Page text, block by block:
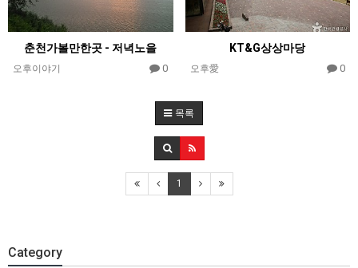
춘천가볼만한곳 - 저녁노을
오후이야기 0
KT&G상상마당
오후愛 0
목록
1
Category